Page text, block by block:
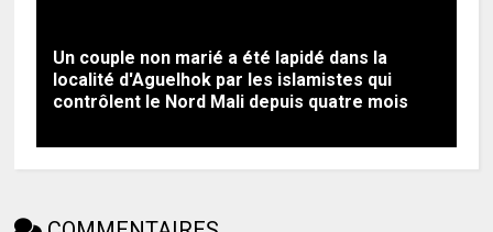
Un couple non marié a été lapidé dans la
localité d'Aguelhok par les islamistes qui
contrôlent le Nord Mali depuis quatre mois